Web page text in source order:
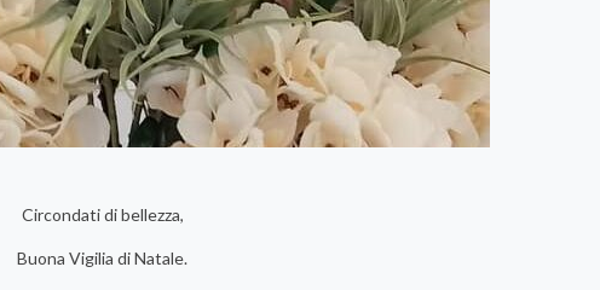
Circondati di bellezza,
Buona Vigilia di Natale.